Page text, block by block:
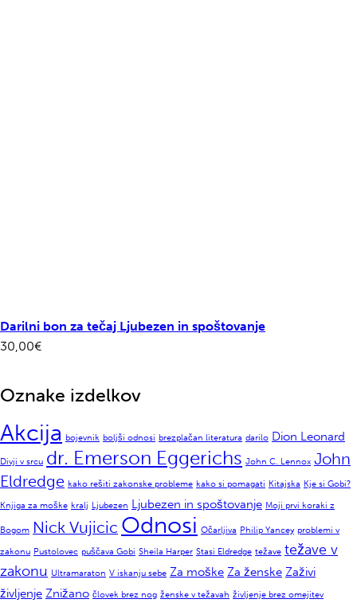
Darilni bon za tečaj Ljubezen in spoštovanje
30,00€
Oznake izdelkov
Akcija bojevnik boljši odnosi brezplačan literatura darilo Dion Leonard
Divji v srcu dr. Emerson Eggerichs John C. Lennox John
Eldredge kako rešiti zakonske probleme kako si pomagati Kitajska Kje si Gobi?
Knjiga za moške kralj Ljubezen Ljubezen in spoštovanje Moji prvi koraki z
Bogom Nick Vujicic Odnosi Očarljiva Philip Yancey problemi v
zakonu Pustolovec puščava Gobi Sheila Harper Stasi Eldredge težave težave v
zakonu Ultramaraton V iskanju sebe Za moške Za ženske Zaživi
življenje Znižano človek brez nog ženske v težavah življenje brez omejitev